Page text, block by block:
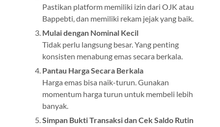
Pastikan platform memiliki izin dari OJK atau
Bappebti, dan memiliki rekam jejak yang baik.
Mulai dengan Nominal Kecil
Tidak perlu langsung besar. Yang penting
konsisten menabung emas secara berkala.
Pantau Harga Secara Berkala
Harga emas bisa naik-turun. Gunakan
momentum harga turun untuk membeli lebih
banyak.
Simpan Bukti Transaksi dan Cek Saldo Rutin